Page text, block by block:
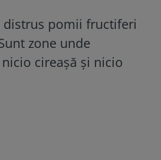
distrus pomii fructiferi
zone unde
cireaşă şi nicio